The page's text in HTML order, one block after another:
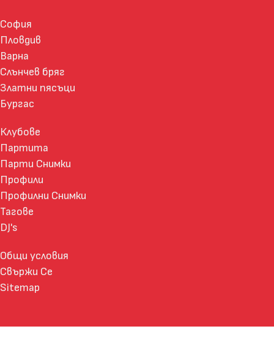
София
Пловдив
Варна
Слънчев бряг
Златни пясъци
Бургас
Клубове
Партита
Парти Снимки
Профили
Профилни Снимки
Тагове
DJ's
Общи условия
Свържи Се
Sitemap